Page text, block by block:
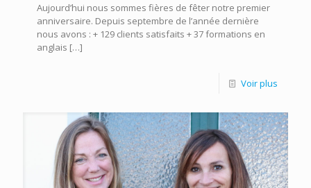
Aujourd’hui nous sommes fières de fêter notre premier
anniversaire. Depuis septembre de l’année dernière
nous avons : + 129 clients satisfaits + 37 formations en
anglais […]
Voir plus